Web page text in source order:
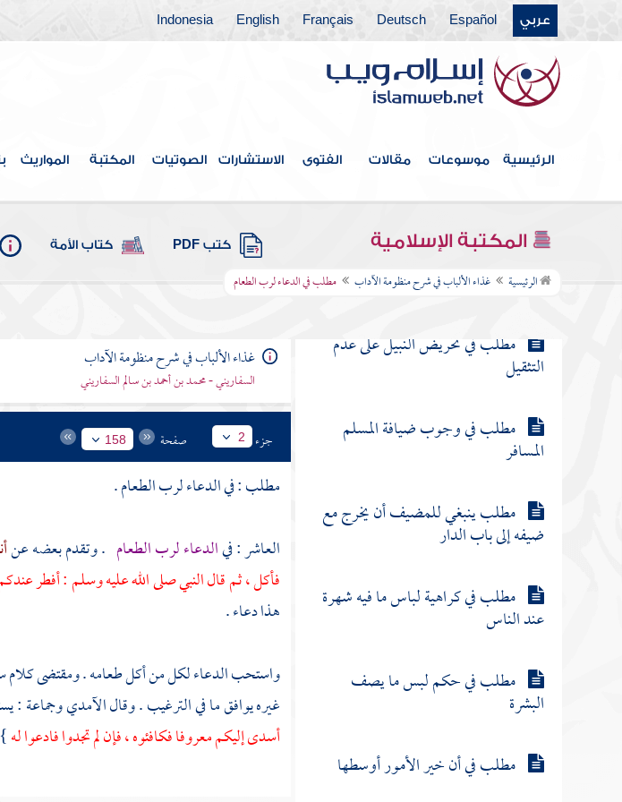
عربي Español
Deutsch
Français
English
Indonesia
الرئيسية موسوعات مقالات الفتوى الاستشارات الصوتيات المكتبة المواريث
المكتبة الإسلامية كتب PDF كتاب الأمة
الرئيسية غذاء الألباب في شرح منظومة الآداب مطلب في الدعاء لرب الطعام
على الطبق وبيان الحكمة في ذلك
مطلب لا بأس بتفتيش التمر وما في
معناه إن ظهر أو ظن أن فيه دودا
مطلب هل يكره أكل اللحم نيئا
مطلب في الدعاء لرب الطعام
مطلب في تحريض النبيل على عدم
التثقيل
مطلب في وجوب ضيافة المسلم
المسافر
مطلب ينبغي للمضيف أن يخرج مع
ضيفه إلى باب الدار
مطلب في كراهية لباس ما فيه شهرة
عند الناس
مطلب في حكم لبس ما يصف
البشرة
مطلب في أن خير الأمور أوسطها
غذاء الألباب في شرح منظومة الآداب
السفاريني - محمد بن أحمد بن سالم السفاريني
جزء 2 صفحة 158
مطلب : في الدعاء لرب الطعام .
العاشر : فيالدعاء لرب الطعام . وتقدم بعضه عن
فأكل ، ثم قال النبي صلى الله عليه وسلم : أفطر
هذا دعاء .
واستحب الدعاء لكل من أكل طعامه . ومقتضى
غيره يوافق ما في الترغيب . وقالالآمديوجماعة :
أسدى إليكم معروفا فكافئوه ، فإن لم تجدوا فادعوا له